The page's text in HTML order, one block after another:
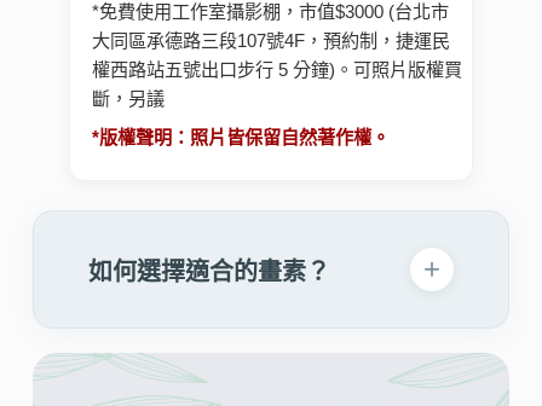
*免費使用工作室攝影棚，市值$3000 (台北市
大同區承德路三段107號4F，預約制，捷運民
權西路站五號出口步行 5 分鐘)。可照片版權買
斷，另議
*版權聲明：照片皆保留自然著作權。
如何選擇適合的畫素？